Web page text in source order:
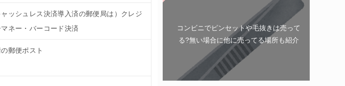
ッシュレス決済導入済の郵便局は）クレジ
ネー・バーコード決済
郵便ポスト
コンビニでピンセットや毛抜きは売って
る?無い場合に他に売ってる場所も紹介